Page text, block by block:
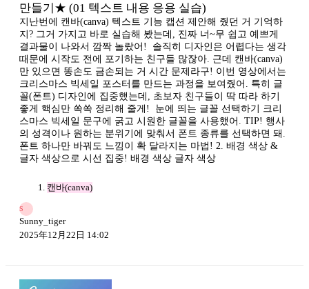
만들기★ (01 텍스트 내용 응용 실습)
지난번에 캔바(canva) 텍스트 기능 캡션 제안해 줬던 거 기억하
지? 그거 가지고 바로 실습해 봤는데, 진짜 너~무 쉽고 예쁘게
결과물이 나와서 깜짝 놀랐어! ​ 솔직히 디자인은 어렵다는 생각
때문에 시작도 전에 포기하는 친구들 많잖아. 근데 캔바(canva)
만 있으면 똥손도 금손되는 거 시간 문제라구! 이번 영상에서는
크리스마스 빅세일 포스터를 만드는 과정을 보여줬어. 특히 글
꼴(폰트) 디자인에 집중했는데, 초보자 친구들이 딱 따라 하기
좋게 핵심만 쏙쏙 정리해 줄게! ​ 눈에 띄는 글꼴 선택하기 크리
스마스 빅세일 문구에 굵고 시원한 글꼴을 사용했어. TIP! 행사
의 성격이나 원하는 분위기에 맞춰서 폰트 종류를 선택하면 돼.
폰트 하나만 바꿔도 느낌이 확 달라지는 마법! 2. 배경 색상 &
글자 색상으로 시선 집중! 배경 색상 글자 색상
캔바(canva)
S
Sunny_tiger
2025年12月22日 14:02